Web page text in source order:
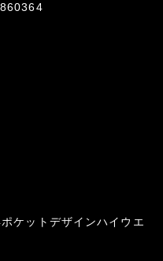
ケットデザインハイウエ